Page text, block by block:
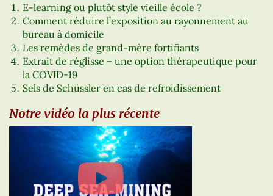
E-learning ou plutôt style vieille école ?
Comment réduire l’exposition au rayonnement au
bureau à domicile
Les remèdes de grand-mère fortifiants
Extrait de réglisse – une option thérapeutique pour
la COVID-19
Sels de Schüssler en cas de refroidissement
Notre vidéo la plus récente